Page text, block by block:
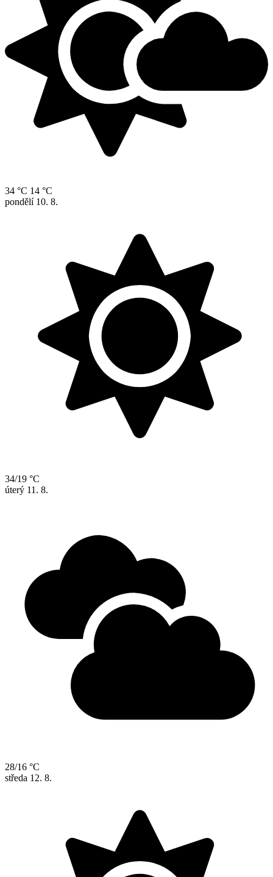
34 °C 14 °C
pondělí 10. 8.
34/19 °C
úterý 11. 8.
28/16 °C
středa 12. 8.